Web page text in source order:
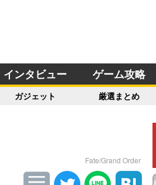
インタビュー ゲーム攻略
ガジェット 厳選まとめ
Fate/Grand Order